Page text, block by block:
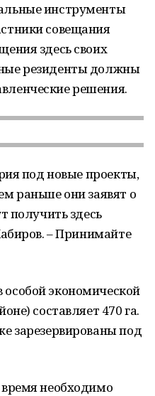
инструменты
совещания
здесь своих
резиденты должны
решения.
под новые проекты,
раньше они заявят о
получить здесь
– Принимайте
экономической
составляет 470 га.
зарезервированы под
необходимо